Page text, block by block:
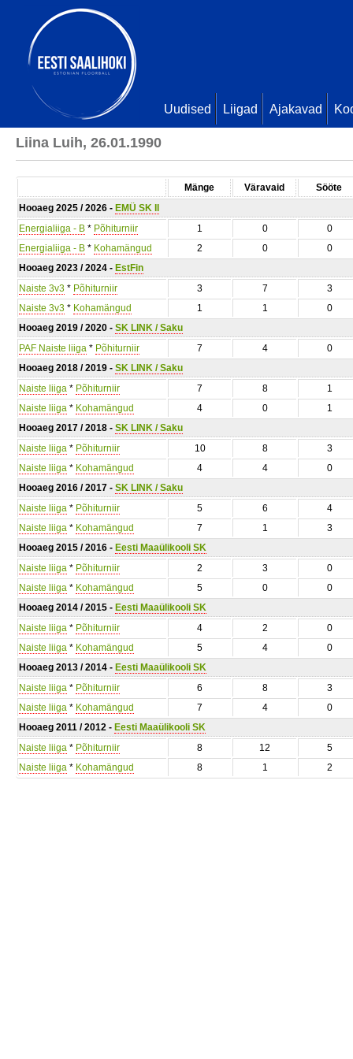
Uudised Liigad Ajakavad
Liina Luih, 26.01.1990
Mänge Väravaid
Sööte
Hooaeg 2025 / 2026 - EMÜ SK II
Energialiiga - B * Põhiturniir 1 0
0
Energialiiga - B * Kohamängud 2 0
0
Hooaeg 2023 / 2024 - EstFin
Naiste 3v3 * Põhiturniir 3 7
3
Naiste 3v3 * Kohamängud 1 1
0
Hooaeg 2019 / 2020 - SK LINK / Saku
PAF Naiste liiga * Põhiturniir 7 4
0
Hooaeg 2018 / 2019 - SK LINK / Saku
Naiste liiga * Põhiturniir 7 8
1
Naiste liiga * Kohamängud 4 0
1
Hooaeg 2017 / 2018 - SK LINK / Saku
Naiste liiga * Põhiturniir 10 8
3
Naiste liiga * Kohamängud 4 4
0
Hooaeg 2016 / 2017 - SK LINK / Saku
Naiste liiga * Põhiturniir 5 6
4
Naiste liiga * Kohamängud 7 1
3
Hooaeg 2015 / 2016 - Eesti Maaülikooli SK
Naiste liiga * Põhiturniir 2 3
0
Naiste liiga * Kohamängud 5 0
0
Hooaeg 2014 / 2015 - Eesti Maaülikooli SK
Naiste liiga * Põhiturniir 4 2
0
Naiste liiga * Kohamängud 5 4
0
Hooaeg 2013 / 2014 - Eesti Maaülikooli SK
Naiste liiga * Põhiturniir 6 8
3
Naiste liiga * Kohamängud 7 4
0
Hooaeg 2011 / 2012 - Eesti Maaülikooli SK
Naiste liiga * Põhiturniir 8 12
5
Naiste liiga * Kohamängud 8 1 2